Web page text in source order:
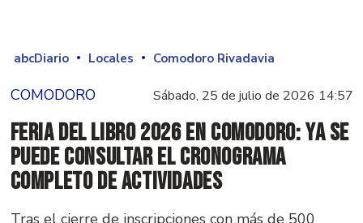
abcDiario Locales Comodoro Rivadavia
COMODORO Sábado, 25 de julio de 2026 14:57
Feria del Libro 2026 en Comodoro: ya se
puede consultar el cronograma
completo de actividades
Tras el cierre de inscripciones con más de 500